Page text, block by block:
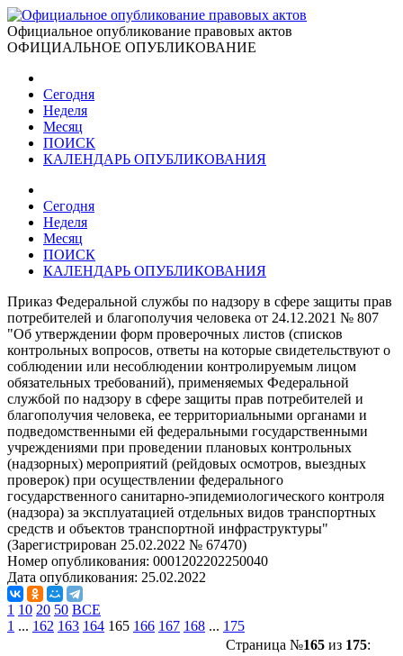
Официальное опубликование правовых актов
ОФИЦИАЛЬНОЕ ОПУБЛИКОВАНИЕ
Сегодня
Неделя
Месяц
ПОИСК
КАЛЕНДАРЬ ОПУБЛИКОВАНИЯ
Сегодня
Неделя
Месяц
ПОИСК
КАЛЕНДАРЬ ОПУБЛИКОВАНИЯ
Приказ Федеральной службы по надзору в сфере защиты прав
потребителей и благополучия человека от 24.12.2021 № 807
"Об утверждении форм проверочных листов (списков
контрольных вопросов, ответы на которые свидетельствуют о
соблюдении или несоблюдении контролируемым лицом
обязательных требований), применяемых Федеральной
службой по надзору в сфере защиты прав потребителей и
благополучия человека, ее территориальными органами и
подведомственными ей федеральными государственными
учреждениями при проведении плановых контрольных
(надзорных) мероприятий (рейдовых осмотров, выездных
проверок) при осуществлении федерального
государственного санитарно-эпидемиологического контроля
(надзора) за эксплуатацией отдельных видов транспортных
средств и объектов транспортной инфраструктуры"
(Зарегистрирован 25.02.2022 № 67470)
Номер опубликования: 0001202202250040
Дата опубликования: 25.02.2022
1 10 20 50 ВСЕ
1 ... 162 163 164 165 166 167 168 ... 175
Страница №165из 175: